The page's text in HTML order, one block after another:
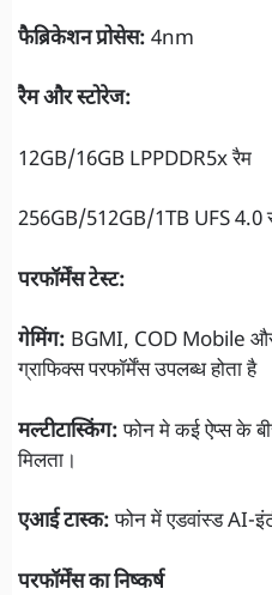
फैब्रिकेशन प्रोसेस: 4nm
रैम और स्टोरेज:
12GB/16GB LPPDDR5x रैम
256GB/512GB/1TB UFS 4.0
परफॉर्मेंस टेस्ट:
गेमिंग: BGMI, COD Mobile
ग्राफिक्स परफॉर्मेंस उपलब्ध होता है
मल्टीटास्किंग:फोन मे कई ऐप्स के
मिलता।
एआई टास्क:फोन में एडवांस्ड AI-
परफॉर्मेंस का निष्कर्ष